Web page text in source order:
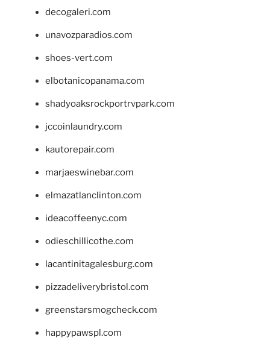
decogaleri.com
unavozparadios.com
shoes-vert.com
elbotanicopanama.com
shadyoaksrockportrvpark.com
jccoinlaundry.com
kautorepair.com
marjaeswinebar.com
elmazatlanclinton.com
ideacoffeenyc.com
odieschillicothe.com
lacantinitagalesburg.com
pizzadeliverybristol.com
greenstarsmogcheck.com
happypawspl.com